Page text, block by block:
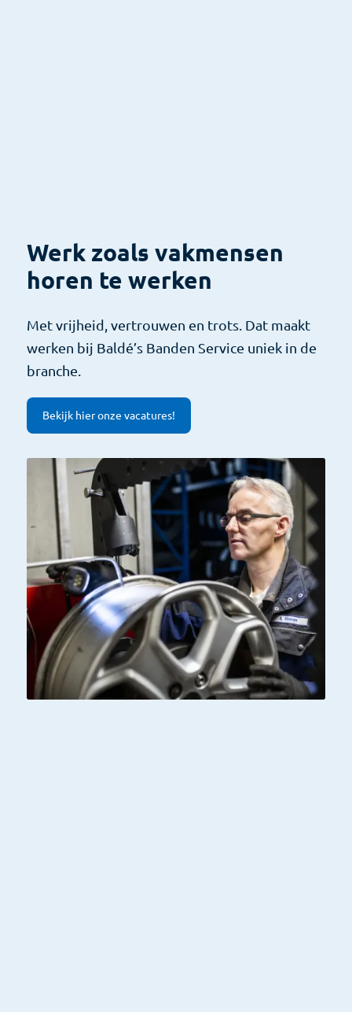
Werk zoals vakmensen
horen te werken
Met vrijheid, vertrouwen en trots. Dat maakt
werken bij Baldé’s Banden Service uniek in de
branche.
Bekijk hier onze vacatures!